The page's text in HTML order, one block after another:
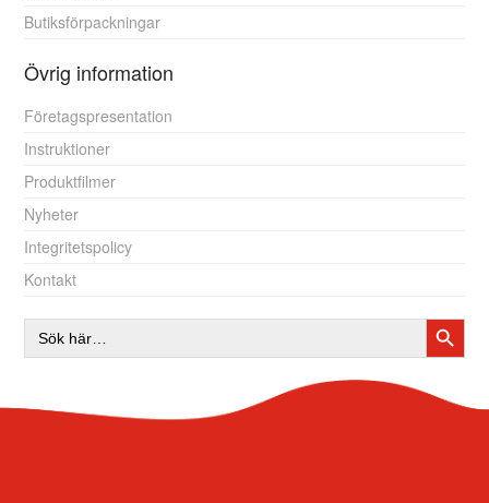
Butiksförpackningar
Övrig information
Företagspresentation
Instruktioner
Produktfilmer
Nyheter
Integritetspolicy
Kontakt
Sök
efter: